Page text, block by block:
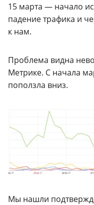
15 марта — начало
падение трафика и
к нам.
Проблема видна
Метрике. С начала
поползла вниз.
Мы нашли